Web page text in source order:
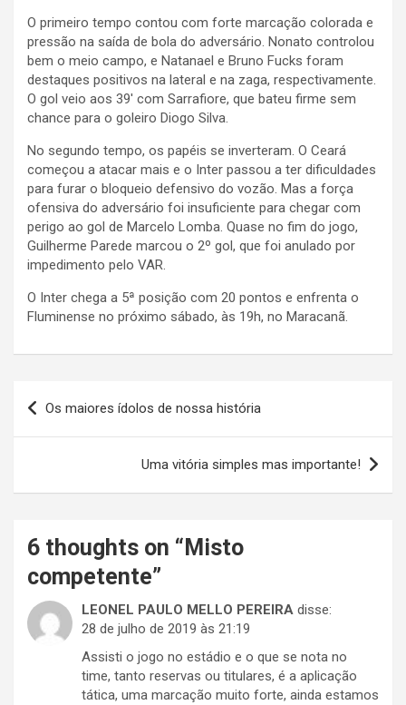
O primeiro tempo contou com forte marcação colorada e
pressão na saída de bola do adversário. Nonato controlou
bem o meio campo, e Natanael e Bruno Fucks foram
destaques positivos na lateral e na zaga, respectivamente.
O gol veio aos 39′ com Sarrafiore, que bateu firme sem
chance para o goleiro Diogo Silva.
No segundo tempo, os papéis se inverteram. O Ceará
começou a atacar mais e o Inter passou a ter dificuldades
para furar o bloqueio defensivo do vozão. Mas a força
ofensiva do adversário foi insuficiente para chegar com
perigo ao gol de Marcelo Lomba. Quase no fim do jogo,
Guilherme Parede marcou o 2º gol, que foi anulado por
impedimento pelo VAR.
O Inter chega a 5ª posição com 20 pontos e enfrenta o
Fluminense no próximo sábado, às 19h, no Maracanã.
Navegação
de
Os maiores ídolos de nossa história
Uma vitória simples mas importante!
6 thoughts on “ Misto
competente”
LEONEL PAULO MELLO PEREIRA disse:
28 de julho de 2019 às 21:19
Assisti o jogo no estádio e o que se nota no
time, tanto reservas ou titulares, é a aplicação
tática, uma marcação muito forte, ainda estamos